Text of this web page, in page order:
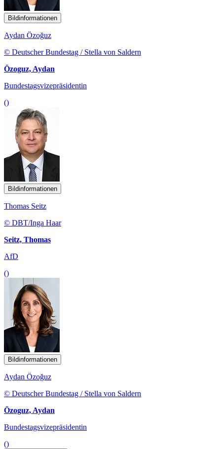
Bildinformationen
Aydan Özoğuz
© Deutscher Bundestag / Stella von Saldern
Özoguz, Aydan
Bundestagsvizepräsidentin
()
Bildinformationen
Thomas Seitz
© DBT/Inga Haar
Seitz, Thomas
AfD
()
Bildinformationen
Aydan Özoğuz
© Deutscher Bundestag / Stella von Saldern
Özoguz, Aydan
Bundestagsvizepräsidentin
()